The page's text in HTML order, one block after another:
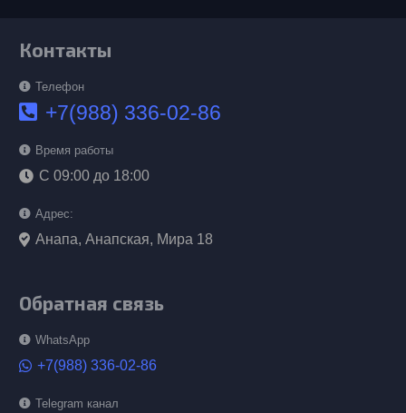
Контакты
Телефон
+7(988) 336-02-86
Время работы
С 09:00 до 18:00
Адрес:
Анапа, Анапская, Мира 18
Обратная связь
WhatsApp
+7(988) 336-02-86
Telegram канал